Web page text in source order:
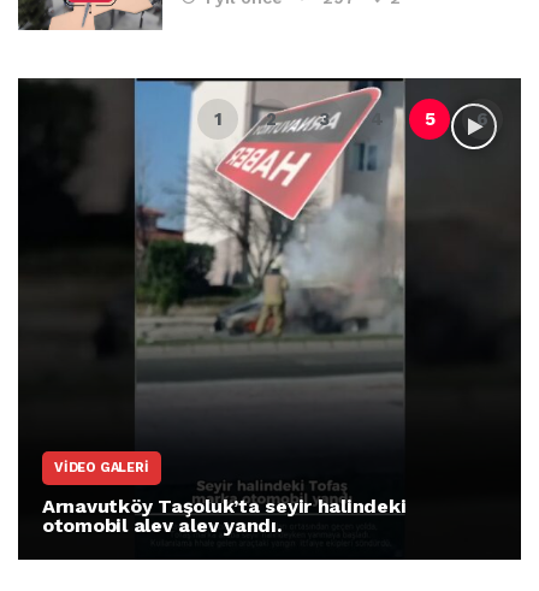
VIDEO GALERI
Arnavutköy Taşoluk’ta seyir halindeki
otomobil alev alev yandı.